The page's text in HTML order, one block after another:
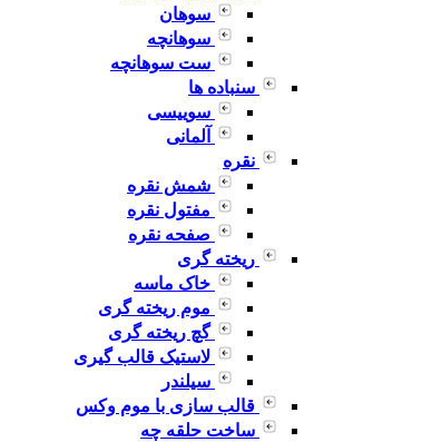
سوهان
سوهانچه
ست سوهانچه
سنباده ها
سوییسی
آلمانی
نقره
شمش نقره
مفتول نقره
صفحه نقره
ریخته گری
خاک ماسه
موم ریخته گری
گچ ریخته گری
لاستیک قالب گیری
سیلندر
قالب سازی با موم وکس
ساخت حلقه چه